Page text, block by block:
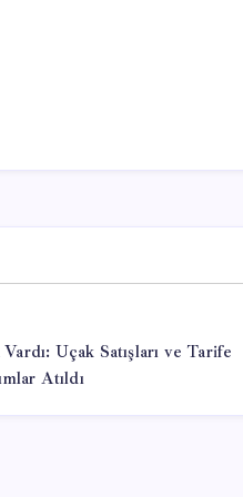
Uçak Satışları ve Tarife
Atıldı